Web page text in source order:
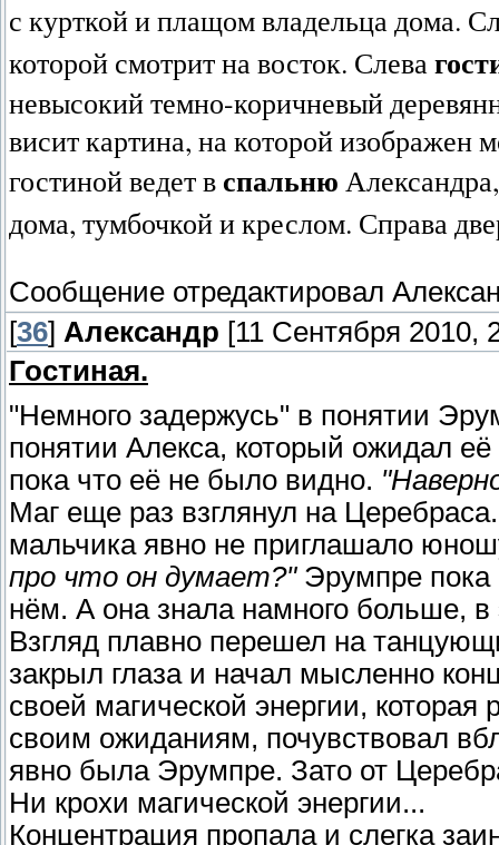
с курткой и плащом владельца дома.
которой смотрит на восток. Слева
невысокий темно-коричневый
висит картина, на которой изображен
гостиной ведет в спальню
дома, тумбочкой и креслом. Справа
Сообщение отредактировал
[36] Александр [11 Сентября 2010,
Гостиная.
"Немного задержусь" в понятии
понятии Алекса, который ожидал
пока что её не было видно.
Маг еще раз взглянул на
мальчика явно не приглашало
про что он думает?"Эрумпре пока
нём. А она знала намного больше,
Взгляд плавно перешел на
закрыл глаза и начал мысленно
своей магической энергии,
своим ожиданиям, почувствовал
явно была Эрумпре. Зато от
Ни крохи магической энергии...
Концентрация пропала и слегка